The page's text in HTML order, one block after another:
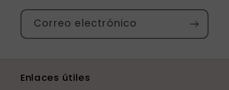
Correo electrónico
Enlaces útiles